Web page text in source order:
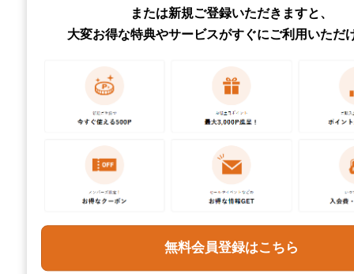
お問い合わせ
この商品に関す
ください。各種
または新規ご登録いただきますと、
大変お得な特典やサービスがすぐにご利用いただ
無料会員登録はこちら